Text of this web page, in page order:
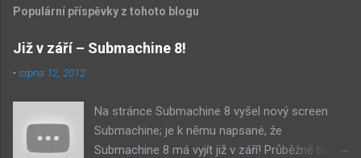
Populární příspěvky z tohoto blogu
Již v září – Submachine 8!
-srpna 12, 2012
Na stránce Submachine 8 vyšel nový screen
Submachine; je k němu napsané, že
Submachine 8 má vyjít již v září! Průběžně budu